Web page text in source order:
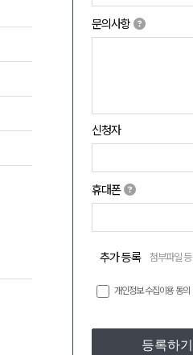
문의사항
신청자
휴대폰
추가 등록 첨부파일 등
개인정보 수집이용 동의
등록하기